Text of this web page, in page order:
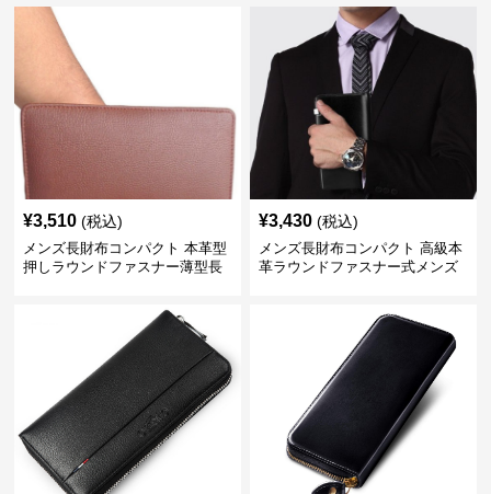
¥3,510 (税込)
メンズ長財布コンパクト 本革型
押しラウンドファスナー薄型長
¥3,430 (税込)
メンズ長財布コンパクト 高級本
革ラウンドファスナー式メンズ